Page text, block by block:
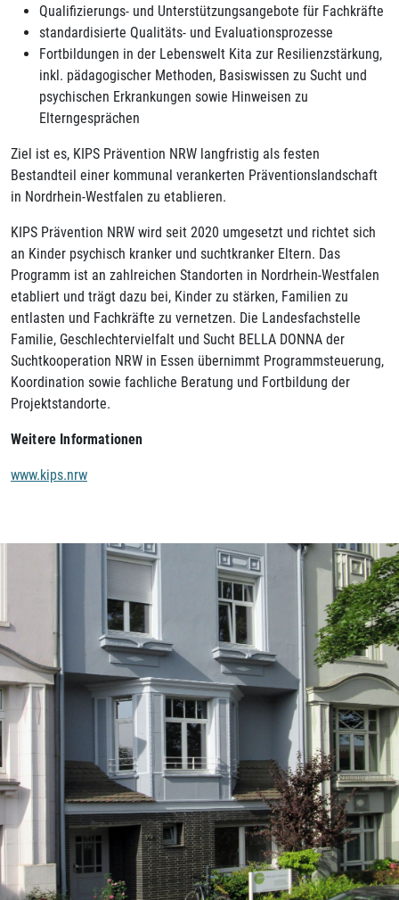
Qualifizierungs- und Unterstützungsangebote für Fachkräfte
standardisierte Qualitäts- und Evaluationsprozesse
Fortbildungen in der Lebenswelt Kita zur Resilienzstärkung,
inkl. pädagogischer Methoden, Basiswissen zu Sucht und
psychischen Erkrankungen sowie Hinweisen zu
Elterngesprächen
Ziel ist es, KIPS Prävention NRW langfristig als festen
Bestandteil einer kommunal verankerten Präventionslandschaft
in Nordrhein-Westfalen zu etablieren.
KIPS Prävention NRW wird seit 2020 umgesetzt und richtet sich
an Kinder psychisch kranker und suchtkranker Eltern. Das
Programm ist an zahlreichen Standorten in Nordrhein-Westfalen
etabliert und trägt dazu bei, Kinder zu stärken, Familien zu
entlasten und Fachkräfte zu vernetzen. Die Landesfachstelle
Familie, Geschlechtervielfalt und Sucht BELLA DONNA der
Suchtkooperation NRW in Essen übernimmt Programmsteuerung,
Koordination sowie fachliche Beratung und Fortbildung der
Projektstandorte.
Weitere Informationen
www.kips.nrw